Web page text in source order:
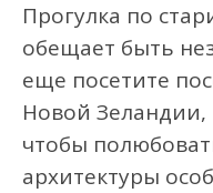
Прогулка по старинным особнякам
обещает быть
еще посетите
Новой Зеландии,
чтобы
архитектуры